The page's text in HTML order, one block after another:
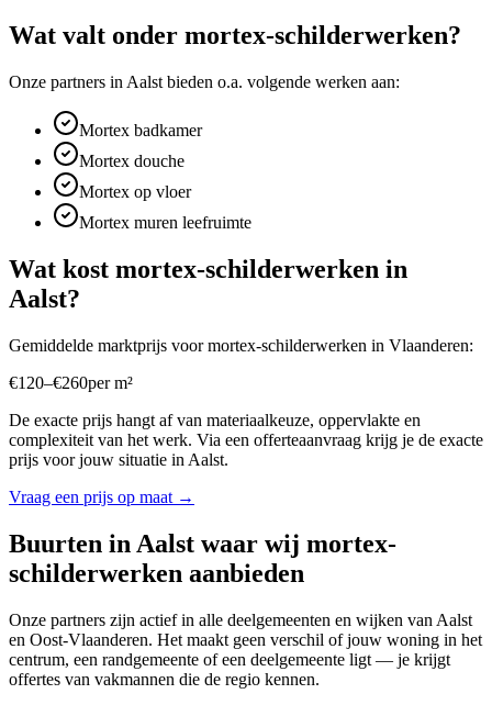
Wat valt onder mortex-schilderwerken?
Onze partners in Aalst bieden o.a. volgende werken aan:
Mortex badkamer
Mortex douche
Mortex op vloer
Mortex muren leefruimte
Wat kost mortex-schilderwerken in
Aalst?
Gemiddelde marktprijs voormortex-schilderwerken in Vlaanderen:
€120–€260perm²
De exacte prijs hangt af van materiaalkeuze, oppervlakte en
complexiteit van het werk. Via een offerteaanvraag krijg je de exacte
prijs voor jouw situatie in Aalst.
Vraag een prijs op maat →
Buurten in Aalst waar wij mortex-
schilderwerken aanbieden
Onze partners zijn actief in alle deelgemeenten en wijken van Aalst
en Oost-Vlaanderen. Het maakt geen verschil of jouw woning in het
centrum, een randgemeente of een deelgemeente ligt — je krijgt
offertes van vakmannen die de regio kennen.